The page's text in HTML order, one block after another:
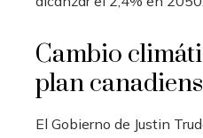
Cambio
plan
El Gobierno de Justin